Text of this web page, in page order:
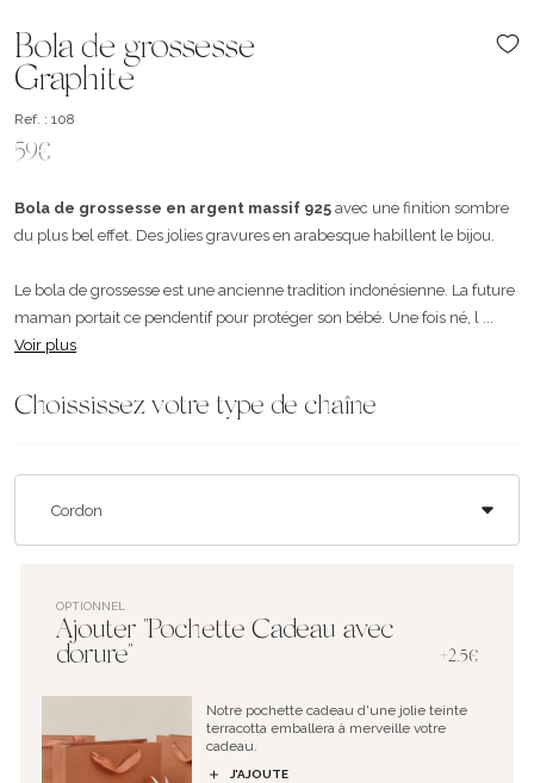
Bola de grossesse
Graphite
Ref. : 108
59€
Bola de grossesse en argent massif 925 avec une finition sombre
du plus bel effet. Des jolies gravures en arabesque habillent le bijou.
Le bola de grossesse est une ancienne tradition indonésienne. La future
maman portait ce pendentif pour protéger son bébé. Une fois né, l ...
Voir plus
Choississez votre type de chaîne
OPTIONNEL
Ajouter "Pochette Cadeau avec
dorure"
+2.5€
Notre pochette cadeau d'une jolie teinte
terracotta emballera à merveille votre
cadeau.
J’AJOUTE